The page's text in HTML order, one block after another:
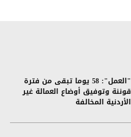
"العمل": 58 يوما تبقى من فترة
قوننة وتوفيق أوضاع العمالة غير
الأردنية المخالفة